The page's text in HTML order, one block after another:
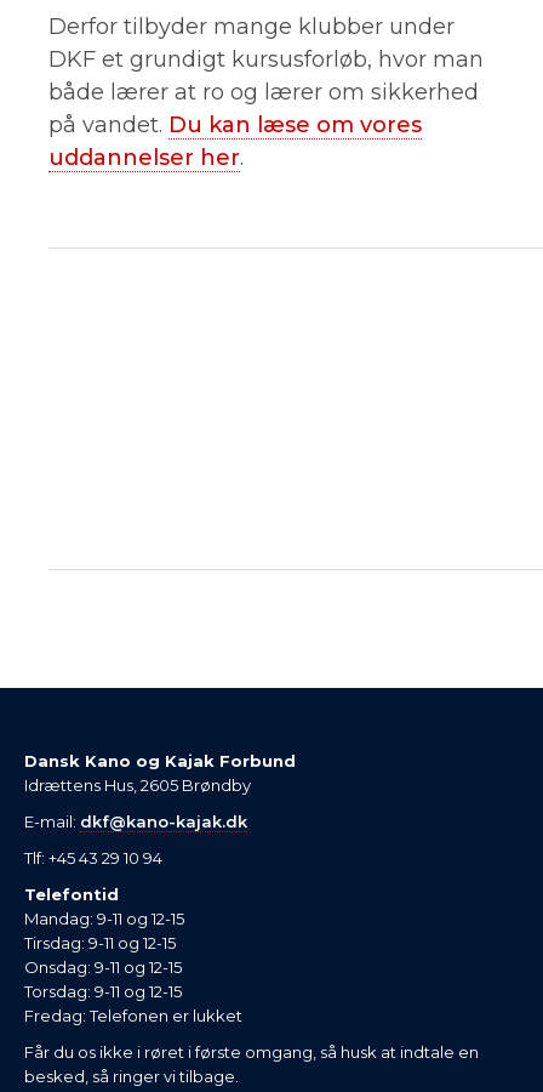
Derfor tilbyder mange klubber under
DKF et grundigt kursusforløb, hvor man
både lærer at ro og lærer om sikkerhed
på vandet. Du kan læse om vores
uddannelser her.
Dansk Kano og Kajak Forbund
Idrættens Hus, 2605 Brøndby
E-mail: dkf@kano-kajak.dk
Tlf: +45 43 29 10 94
Telefontid
Mandag: 9-11 og 12-15
Tirsdag: 9-11 og 12-15
Onsdag: 9-11 og 12-15
Torsdag: 9-11 og 12-15
Fredag: Telefonen er lukket
Får du os ikke i røret i første omgang, så husk at indtale en
besked, så ringer vi tilbage.